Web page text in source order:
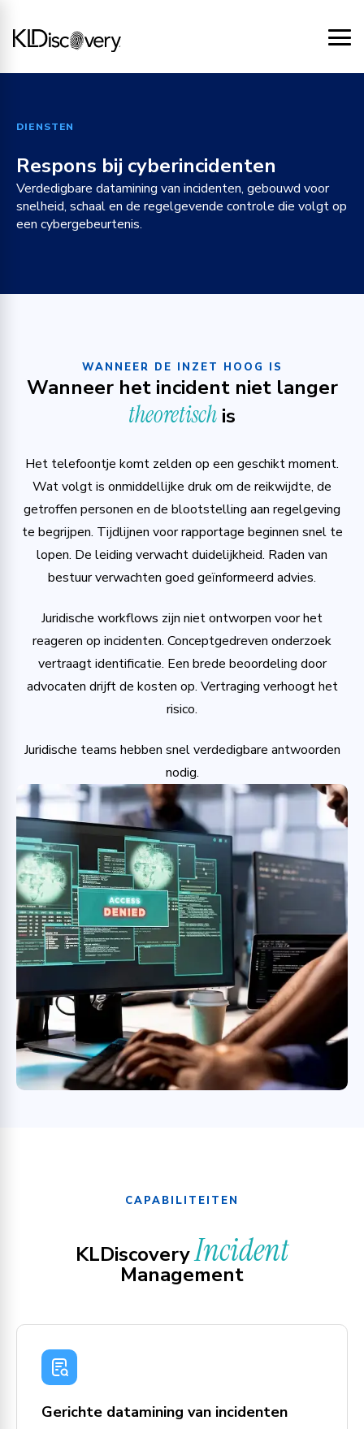
DIENSTEN
Respons bij cyberincidenten
Verdedigbare datamining van incidenten, gebouwd voor
snelheid, schaal en de regelgevende controle die volgt op
een cybergebeurtenis.
WANNEER DE INZET HOOG IS
Wanneer het incident niet langer
theoretisch is
Het telefoontje komt zelden op een geschikt moment.
Wat volgt is onmiddellijke druk om de reikwijdte, de
getroffen personen en de blootstelling aan regelgeving
te begrijpen. Tijdlijnen voor rapportage beginnen snel te
lopen. De leiding verwacht duidelijkheid. Raden van
bestuur verwachten goed geïnformeerd advies.
Juridische workflows zijn niet ontworpen voor het
reageren op incidenten. Conceptgedreven onderzoek
vertraagt identificatie. Een brede beoordeling door
advocaten drijft de kosten op. Vertraging verhoogt het
risico.
Juridische teams hebben snel verdedigbare antwoorden
nodig.
CAPABILITEITEN
KLDiscoveryIncident
Management
Gerichte datamining van incidenten